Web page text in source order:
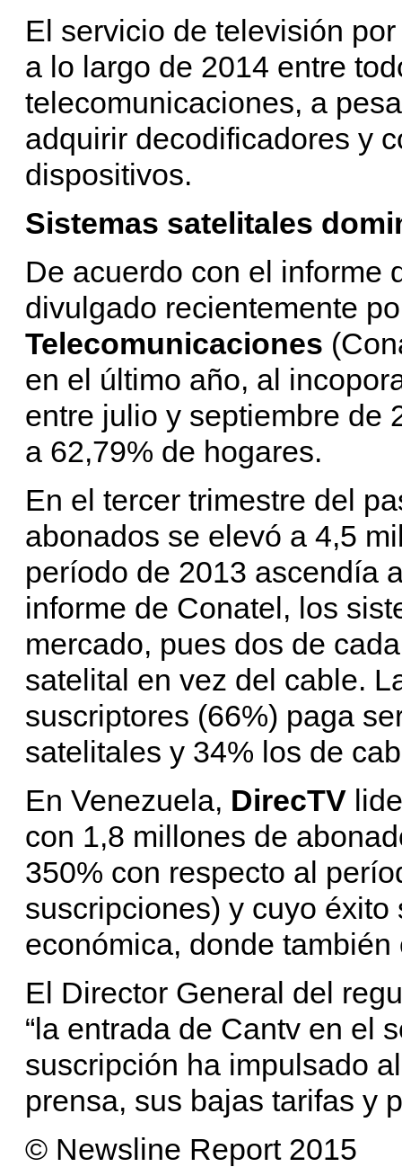
El servicio de televisión
a lo largo de 2014 entre
telecomunicaciones, a
adquirir decodificadores y
dispositivos.
Sistemas satelitales
De acuerdo con el informe
divulgado recientemente
Telecomunicaciones
en el último año, al
entre julio y septiembre de
a 62,79% de hogares.
En el tercer trimestre del
abonados se elevó a 4,5
período de 2013 ascendía
informe de Conatel, los
mercado, pues dos de
satelital en vez del cable.
suscriptores (66%) paga
satelitales y 34% los de
En Venezuela, DirecTV
con 1,8 millones de
350% con respecto al
suscripciones) y cuyo
económica, donde
El Director General del
“la entrada de Cantv en el
suscripción ha impulsado
prensa, sus bajas tarifas y
© Newsline Report 2015